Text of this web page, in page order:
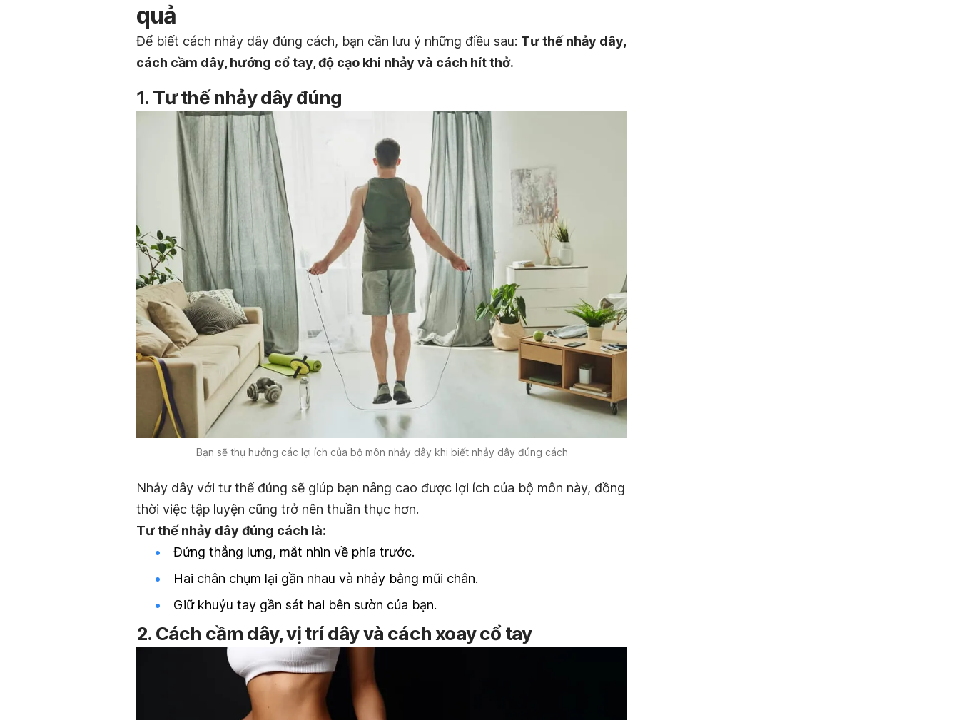
quả
Để biết cách nhảy dây đúng cách, bạn cần lưu ý những điều sau: Tư thế nhảy dây,
cách cầm dây, hướng cổ tay, độ cạo khi nhảy và cách hít thở.
1. Tư thế nhảy dây đúng
Bạn sẽ thụ hưởng các lợi ích của bộ môn nhảy dây khi biết nhảy dây đúng cách
Nhảy dây với tư thế đúng sẽ giúp bạn nâng cao được lợi ích của bộ môn này, đồng
thời việc tập luyện cũng trở nên thuần thục hơn.
Tư thế nhảy dây đúng cách là:
Đứng thẳng lưng, mắt nhìn về phía trước.
Hai chân chụm lại gần nhau và nhảy bằng mũi chân.
Giữ khuỷu tay gần sát hai bên sườn của bạn.
2. Cách cầm dây, vị trí dây và cách xoay cổ tay